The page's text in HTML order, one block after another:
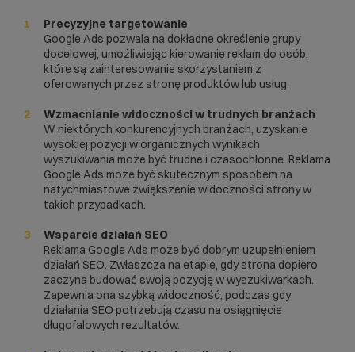
Precyzyjne targetowanie
Google Ads pozwala na dokładne określenie grupy
docelowej, umożliwiając kierowanie reklam do osób,
które są zainteresowanie skorzystaniem z
oferowanych przez stronę produktów lub usług.
Wzmacnianie widoczności w trudnych branżach
W niektórych konkurencyjnych branżach, uzyskanie
wysokiej pozycji w organicznych wynikach
wyszukiwania może być trudne i czasochłonne. Reklama
Google Ads może być skutecznym sposobem na
natychmiastowe zwiększenie widoczności strony w
takich przypadkach.
Wsparcie działań SEO
Reklama Google Ads może być dobrym uzupełnieniem
działań SEO. Zwłaszcza na etapie, gdy strona dopiero
zaczyna budować swoją pozycję w wyszukiwarkach.
Zapewnia ona szybką widoczność, podczas gdy
działania SEO potrzebują czasu na osiągnięcie
długofalowych rezultatów.